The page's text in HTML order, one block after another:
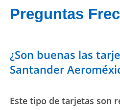
Preguntas
¿Son buenas las
Santander
Este tipo de tarjetas son